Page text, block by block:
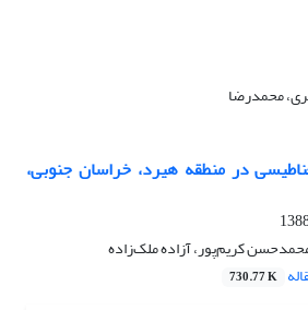
محمدرضا
در منطقه هیرد، خراسان جنوبی،
کریم‌پور، آزاده ملک‌زاده
730.77 K